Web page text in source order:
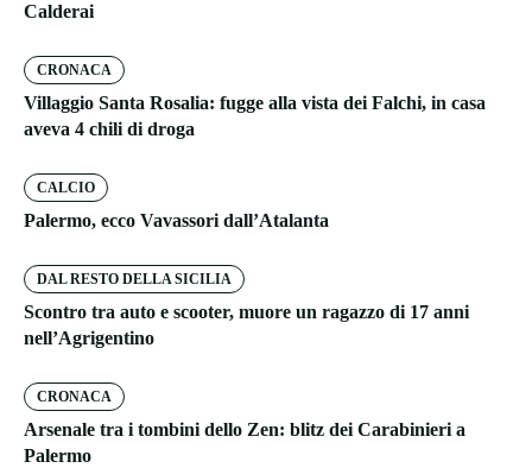
Calderai
CRONACA
Villaggio Santa Rosalia: fugge alla vista dei Falchi, in casa
aveva 4 chili di droga
CALCIO
Palermo, ecco Vavassori dall’Atalanta
DAL RESTO DELLA SICILIA
Scontro tra auto e scooter, muore un ragazzo di 17 anni
nell’Agrigentino
CRONACA
Arsenale tra i tombini dello Zen: blitz dei Carabinieri a
Palermo